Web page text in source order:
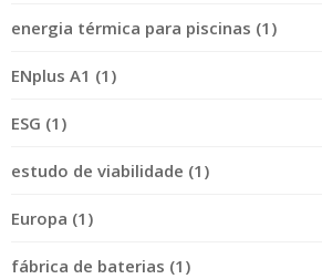
energia térmica para piscinas (1)
ENplus A1 (1)
ESG (1)
estudo de viabilidade (1)
Europa (1)
fábrica de baterias (1)